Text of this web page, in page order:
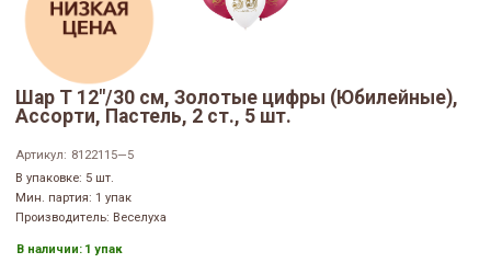
Шар Т 12"/30 см, Золотые цифры (Юбилейные),
Ассорти, Пастель, 2 ст., 5 шт.
Артикул: 8122115—5
В упаковке: 5 шт.
Мин. партия: 1 упак
Производитель: Веселуха
В наличии: 1 упак